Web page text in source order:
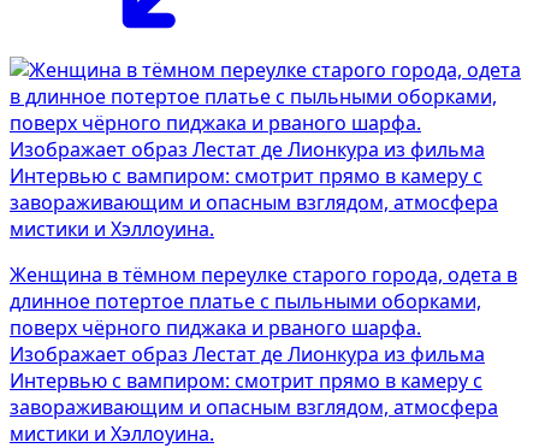
Женщина в тёмном переулке старого города, одета в
длинное потертое платье с пыльными оборками,
поверх чёрного пиджака и рваного шарфа.
Изображает образ Лестат де Лионкура из фильма
Интервью с вампиром: смотрит прямо в камеру с
завораживающим и опасным взглядом, атмосфера
мистики и Хэллоуина.